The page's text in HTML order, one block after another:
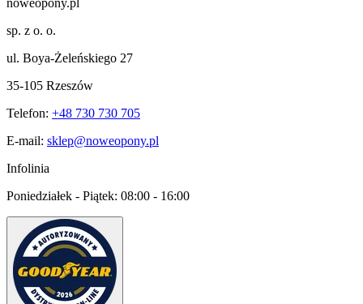
noweopony.pl
sp. z o. o.
ul. Boya-Żeleńskiego 27
35-105 Rzeszów
Telefon: +48 730 730 705
E-mail: sklep@noweopony.pl
Infolinia
Poniedziałek - Piątek: 08:00 - 16:00